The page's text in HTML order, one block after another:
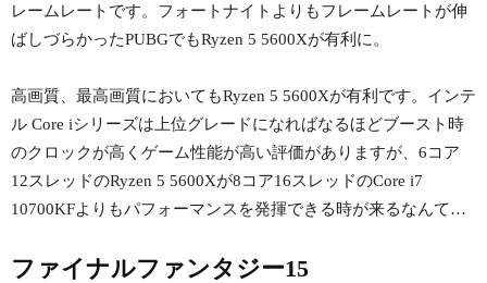
レームレートです。フォートナイトよりもフレームレートが伸
ばしづらかったPUBGでもRyzen 5 5600Xが有利に。
高画質、最高画質においてもRyzen 5 5600Xが有利です。インテ
ル Core iシリーズは上位グレードになればなるほどブースト時
のクロックが高くゲーム性能が高い評価がありますが、6コア
12スレッドのRyzen 5 5600Xが8コア16スレッドのCore i7
10700KFよりもパフォーマンスを発揮できる時が来るなんて…
ファイナルファンタジー15